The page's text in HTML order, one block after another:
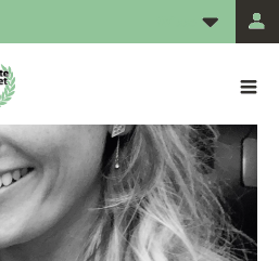
van {city: city}